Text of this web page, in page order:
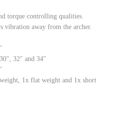
torque controlling qualities.
vibration away from the archer.
32″ and 34″
weight, 1x flat weight and 1x short